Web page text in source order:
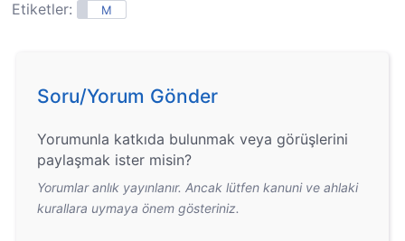
Etiketler: M
Soru/Yorum Gönder
Yorumunla katkıda bulunmak veya görüşlerini
paylaşmak ister misin?
Yorumlar anlık yayınlanır. Ancak lütfen kanuni ve ahlaki
kurallara uymaya önem gösteriniz.